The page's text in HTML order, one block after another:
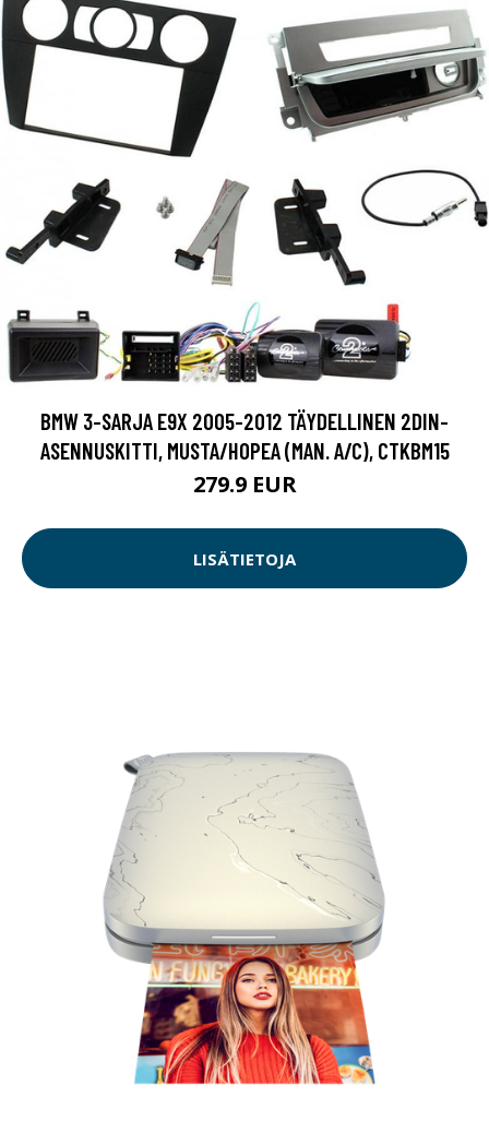
BMW 3-SARJA E9X 2005-2012 TÄYDELLINEN 2DIN-
ASENNUSKITTI, MUSTA/HOPEA (MAN. A/C), CTKBM15
279.9 EUR
LISÄTIETOJA